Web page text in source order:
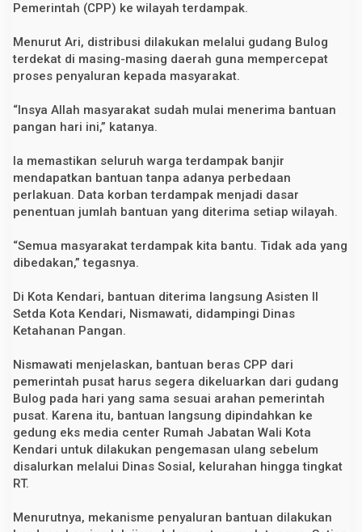
Pemerintah (CPP) ke wilayah terdampak.
Menurut Ari, distribusi dilakukan melalui gudang Bulog
terdekat di masing-masing daerah guna mempercepat
proses penyaluran kepada masyarakat.
“Insya Allah masyarakat sudah mulai menerima bantuan
pangan hari ini,” katanya.
Ia memastikan seluruh warga terdampak banjir
mendapatkan bantuan tanpa adanya perbedaan
perlakuan. Data korban terdampak menjadi dasar
penentuan jumlah bantuan yang diterima setiap wilayah.
“Semua masyarakat terdampak kita bantu. Tidak ada yang
dibedakan,” tegasnya.
Di Kota Kendari, bantuan diterima langsung Asisten II
Setda Kota Kendari, Nismawati, didampingi Dinas
Ketahanan Pangan.
Nismawati menjelaskan, bantuan beras CPP dari
pemerintah pusat harus segera dikeluarkan dari gudang
Bulog pada hari yang sama sesuai arahan pemerintah
pusat. Karena itu, bantuan langsung dipindahkan ke
gedung eks media center Rumah Jabatan Wali Kota
Kendari untuk dilakukan pengemasan ulang sebelum
disalurkan melalui Dinas Sosial, kelurahan hingga tingkat
RT.
Menurutnya, mekanisme penyaluran bantuan dilakukan